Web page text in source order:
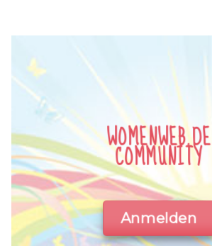
WOMENWEB.DE
COMMUNITY
Anmelden